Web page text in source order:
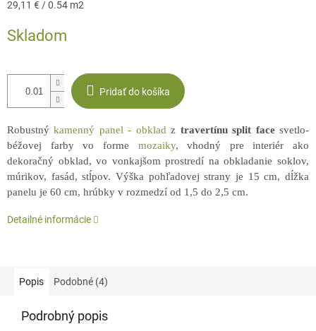
Jednotková
29,11 € / 0.54 m2
Skladom
Pridať do košíka
Robustnýkamenný panel - obklad z travertínu split facesvetlo-
béžovej farby vo forme mozaiky, vhodný pre interiér ako
dekoračný obklad, vo vonkajšom prostredí na obkladanie soklov,
múrikov, fasád, stĺpov. Výška pohľadovej strany je 15 cm, dĺžka
panelu je 60 cm, hrúbky v rozmedzí od 1,5 do 2,5 cm.
Detailné informácie
Popis Podobné (4)
Podrobný popis